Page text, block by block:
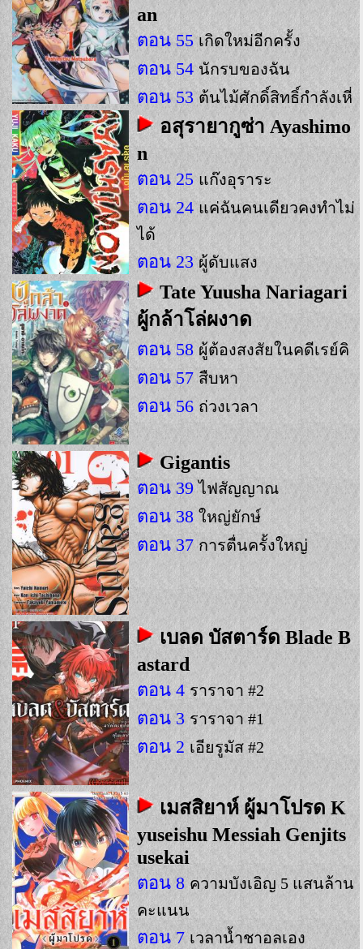
an
ตอน 55 เกิดใหม่อีกครั้ง
ตอน 54 นักรบของฉัน
ตอน 53 ต้นไม้ศักดิ์สิทธิ์กำลังเหี่
ยวเฉา
อสุรายากูซ่า Ayashimo
n
ตอน 25 แก๊งอุราระ
ตอน 24 แค่ฉันคนเดียวคงทำไม่
ได้
ตอน 23 ผู้ดับแสง
Tate Yuusha Nariagari
ผู้กล้าโล่ผงาด
ตอน 58 ผู้ต้องสงสัยในคดีเรย์คิ
ตอน 57 สืบหา
ตอน 56 ถ่วงเวลา
Gigantis
ตอน 39 ไฟสัญญาณ
ตอน 38 ใหญ่ยักษ์
ตอน 37 การตื่นครั้งใหญ่
เบลด บัสตาร์ด Blade B
astard
ตอน 4 ราราจา #2
ตอน 3 ราราจา #1
ตอน 2 เอียรูมัส #2
เมสสิยาห์ ผู้มาโปรด K
yuseishu Messiah Genjits
usekai
ตอน 8 ความบังเอิญ 5 แสนล้าน
คะแนน
ตอน 7 เวลาน้ำชาอลเอง